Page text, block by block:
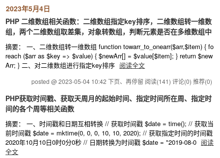
2023年5月4日
PHP 二维数组相关函数：二维数组指定key排序，二维数组转一维数
组，两个二维数组取差集，对象转数组，判断元素是否在多维数组中
摘要： 一、二维数组转一维数组 function towarr_to_onearr($arr,$item) { fo
reach ($arr as $key => $value) { $newArr[] = $value[$item]; } return $new
Arr; } 二、对二维数组进行指定key排序 阅读全文
posted @ 2023-05-04 10:42 下页、再停留 阅读(141) 评论(0) 推荐(0)
PHP获取时间戳、获取天周月的起始时间、指定时间所在周、指定时
间的各个周等相关函数
摘要： 一、时间戳和日期互相转换 // 获取时间戳 $date = time(); // 获取当
前时间戳 $date = mktime(0, 0, 0, 10, 10, 2020); // 获取指定时间的时间戳
2020年10月10日0时0分0秒 // 日期转换为时间戳 $date = "2019-08-0 阅读
全文